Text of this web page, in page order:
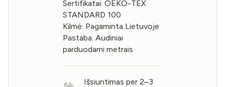
Sertifikatai: OEKO-TEX
STANDARD 100
Kilmė: Pagaminta Lietuvoje
Pastaba: Audiniai
parduodami metrais
Išsiuntimas per 2–3